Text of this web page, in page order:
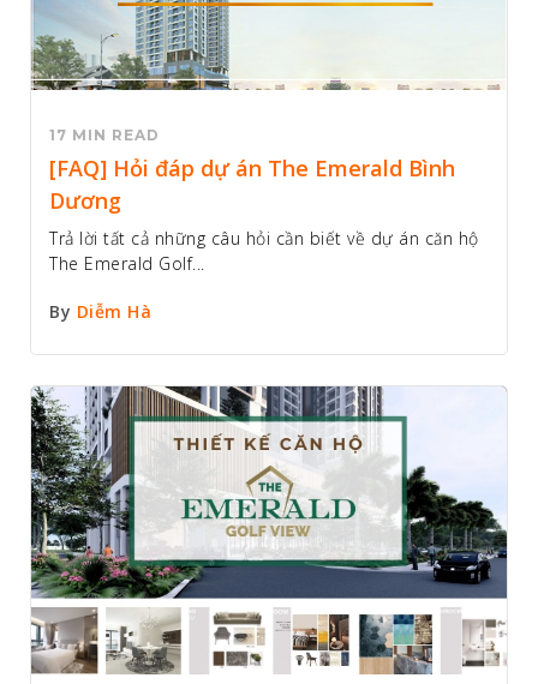
17 MIN READ
[FAQ] Hỏi đáp dự án The Emerald Bình
Dương
Trả lời tất cả những câu hỏi cần biết về dự án căn hộ
The Emerald Golf...
By Diễm Hà